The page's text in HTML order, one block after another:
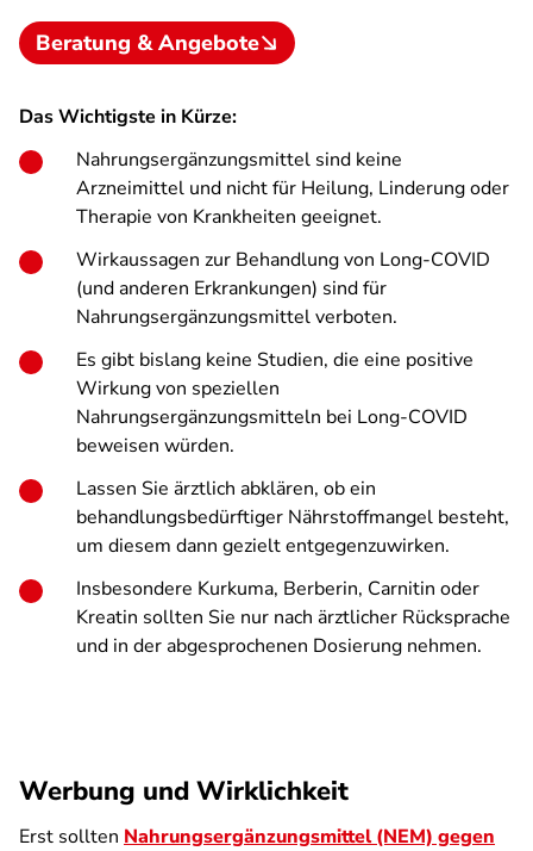
Beratung & Angebote
Das Wichtigste in Kürze:
Nahrungsergänzungsmittel sind keine
Arzneimittel und nicht für Heilung, Linderung oder
Therapie von Krankheiten geeignet.
Wirkaussagen zur Behandlung von Long-COVID
(und anderen Erkrankungen) sind für
Nahrungsergänzungsmittel verboten.
Es gibt bislang keine Studien, die eine positive
Wirkung von speziellen
Nahrungsergänzungsmitteln bei Long-COVID
beweisen würden.
Lassen Sie ärztlich abklären, ob ein
behandlungsbedürftiger Nährstoffmangel besteht,
um diesem dann gezielt entgegenzuwirken.
Insbesondere Kurkuma, Berberin, Carnitin oder
Kreatin sollten Sie nur nach ärztlicher Rücksprache
und in der abgesprochenen Dosierung nehmen.
Werbung und Wirklichkeit
Erst sollten Nahrungsergänzungsmittel (NEM) gegen